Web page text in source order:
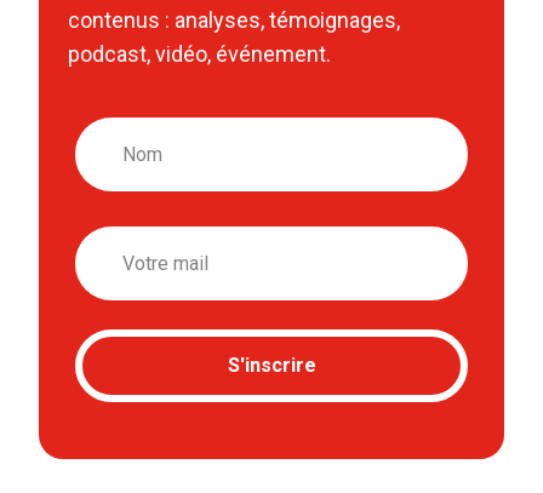
contenus : analyses, témoignages,
podcast, vidéo, événement.
Nom
Email
S'inscrire